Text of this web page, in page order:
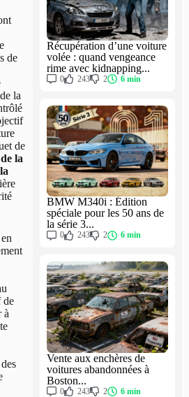
de
la
de
la
de
à
Récupération d’une voiture
volée : quand vengeance
rime avec kidnapping...
0 243 2 6 min
BMW M340i : Édition
spéciale pour les 50 ans de
la série 3...
0 243 2 6 min
Vente aux enchères de
voitures abandonnées à
Boston...
0 243 2 6 min